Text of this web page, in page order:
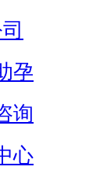
孕
询
心